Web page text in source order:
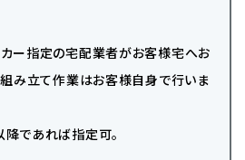
ー指定の宅配業者がお客様宅へお
組み立て作業はお客様自身で行いま
であれば指定可。